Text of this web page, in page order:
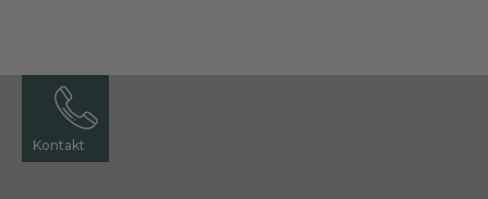
Kontakt
Kontakt
Kontakt
Kontakt
Kontakt
Kontakt